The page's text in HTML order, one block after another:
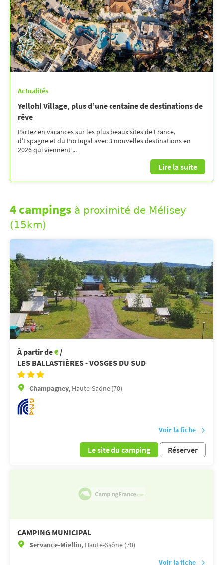
Actualités
Yelloh! Village, plus d’une centaine de destinations de
rêve
Partez en vacances sur les plus beaux sites de France,
d’Espagne et du Portugal avec 3 nouvelles destinations en
2026 qui viennent ...
Lire la suite
4 campings à proximité de Mélisey
(15km)
À partir de€ /
LES BALLASTIÈRES - VOSGES DU SUD
Champagney, Haute-Saône (70)
Voir la fiche
Le site du camping Réserver
CAMPING MUNICIPAL
Servance-Miellin, Haute-Saône (70)
Voir la fiche